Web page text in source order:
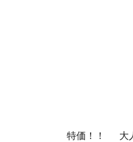
特価！！ 大